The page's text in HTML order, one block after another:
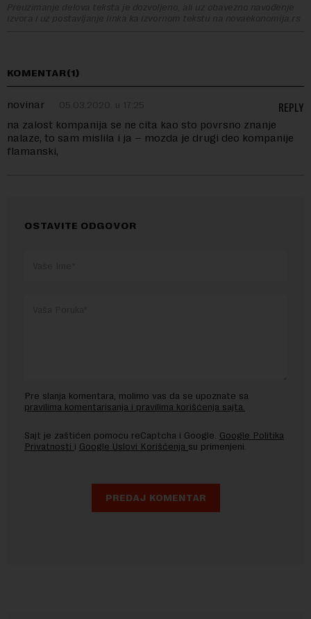
Preuzimanje delova teksta je dozvoljeno, ali uz obavezno navođenje
izvora i uz postavljanje linka ka izvornom tekstu na novaekonomija.rs
KOMENTAR(1)
novinar 05.03.2020. u 17:25
na zalost kompanija se ne cita kao sto povrsno znanje
nalaze, to sam mislila i ja – mozda je drugi deo kompanije
flamanski,
REPLY
OSTAVITE ODGOVOR
Pre slanja komentara, molimo vas da se upoznate sa
pravilima komentarisanja i pravilima korišćenja sajta.
Sajt je zaštićen pomocu reCaptcha i Google. Google Politika
Privatnosti i Google Uslovi Korišćenja su primenjeni.